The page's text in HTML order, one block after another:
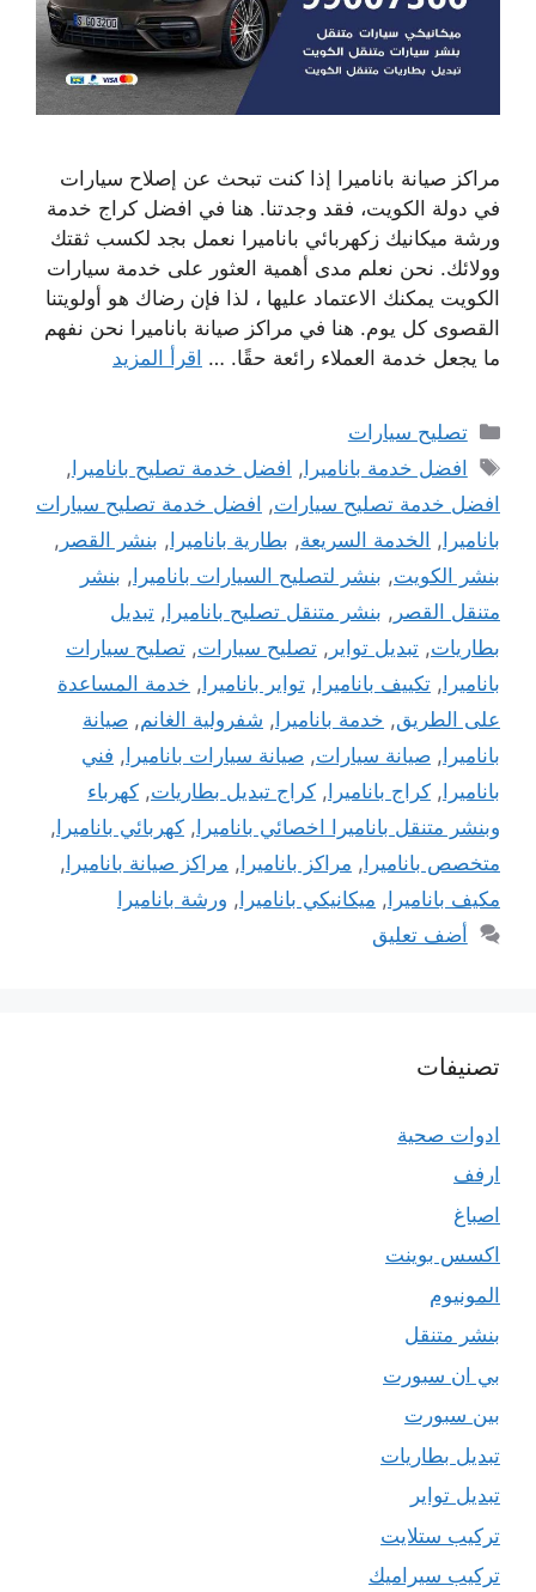
مراكز صيانة باناميرا إذا كنت تبحث عن إصلاح سيارات
في دولة الكويت، فقد وجدتنا. هنا في افضل كراج خدمة
ورشة ميكانيك زكهربائي باناميرا نعمل بجد لكسب ثقتك
وولائك. نحن نعلم مدى أهمية العثور على خدمة سيارات
الكويت يمكنك الاعتماد عليها ، لذا فإن رضاك ​​هو أولويتنا
القصوى كل يوم. هنا في مراكز صيانة باناميرا نحن نفهم
ما يجعل خدمة العملاء رائعة حقًا. … اقرأ المزيد
التصنيفات
تصليح سيارات
الوسوم
افضل خدمة باناميرا, افضل خدمة تصليح باناميرا,
افضل خدمة تصليح سيارات, افضل خدمة تصليح سيارات
باناميرا, الخدمة السريعة, بطارية باناميرا, بنشر القصر ,
بنشر الكويت, بنشر لتصليح السيارات باناميرا, بنشر
متنقل القصر , بنشر متنقل تصليح باناميرا, تبديل
بطاريات, تبديل تواير , تصليح سيارات, تصليح سيارات
باناميرا, تكييف باناميرا, تواير باناميرا, خدمة المساعدة
على الطريق, خدمة باناميرا, شفرولية الغانم, صيانة
باناميرا, صيانة سيارات, صيانة سيارات باناميرا, فني
باناميرا, كراج باناميرا, كراج تبديل بطاريات, كهرباء
وبنشر متنقل باناميرا اخصائي باناميرا, كهربائي باناميرا,
متخصص باناميرا, مراكز باناميرا, مراكز صيانة باناميرا,
مكيف باناميرا, ميكانيكي باناميرا, ورشة باناميرا
أضف تعليق
تصنيفات
ادوات صحية
ارفف
اصباغ
اكسس بوينت
المونيوم
بنشر متنقل
بي ان سبورت
بين سبورت
تبديل بطاريات
تبديل تواير
تركيب ستلايت
تركيب سيراميك